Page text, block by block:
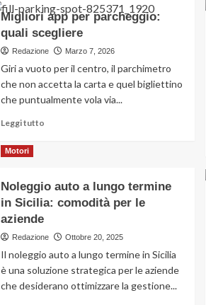
Migliori app per parcheggio:
quali scegliere
Redazione Marzo 7, 2026
Giri a vuoto per il centro, il parchimetro
che non accetta la carta e quel bigliettino
che puntualmente vola via...
Leggi tuttoLeggi
app
per
scegliere
Motori
Noleggio auto a lungo termine
in Sicilia: comodità per le
aziende
Redazione Ottobre 20, 2025
Il noleggio auto a lungo termine in Sicilia
è una soluzione strategica per le aziende
che desiderano ottimizzare la gestione...